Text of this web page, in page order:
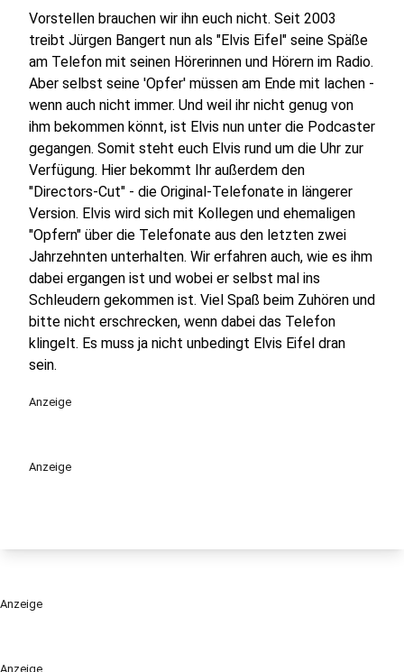
Anzeige
Vorstellen brauchen wir ihn euch nicht. Seit 2003
treibt Jürgen Bangert nun als "Elvis Eifel" seine Späße
am Telefon mit seinen Hörerinnen und Hörern im Radio.
Aber selbst seine 'Opfer' müssen am Ende mit lachen -
wenn auch nicht immer. Und weil ihr nicht genug von
ihm bekommen könnt, ist Elvis nun unter die Podcaster
gegangen. Somit steht euch Elvis rund um die Uhr zur
Verfügung. Hier bekommt Ihr außerdem den
"Directors-Cut" - die Original-Telefonate in längerer
Version. Elvis wird sich mit Kollegen und ehemaligen
"Opfern" über die Telefonate aus den letzten zwei
Jahrzehnten unterhalten. Wir erfahren auch, wie es ihm
dabei ergangen ist und wobei er selbst mal ins
Schleudern gekommen ist. Viel Spaß beim Zuhören und
bitte nicht erschrecken, wenn dabei das Telefon
klingelt. Es muss ja nicht unbedingt Elvis Eifel dran
sein.
Anzeige
Anzeige
Anzeige